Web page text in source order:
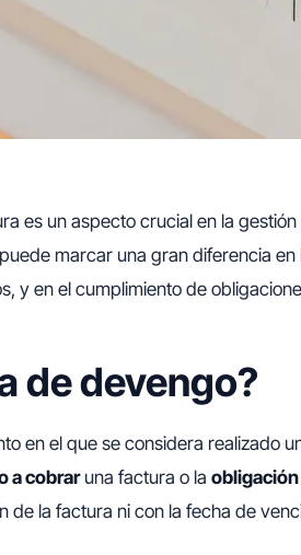
es un aspecto crucial en la
marcar una gran diferencia en
y en el cumplimiento de
de devengo?
en el que se considera realizado
a cobraruna factura o la
de la factura ni con la fecha de